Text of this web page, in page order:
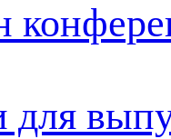
для